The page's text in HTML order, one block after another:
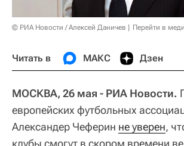
© РИА Новости / Алексей Даничев Перейти в
Читать в МАКС Дзен
МОСКВА, 26 мая - РИА Новости.
европейских футбольных
Александер Чеферин не уверен,
клубы смогут в скором времени